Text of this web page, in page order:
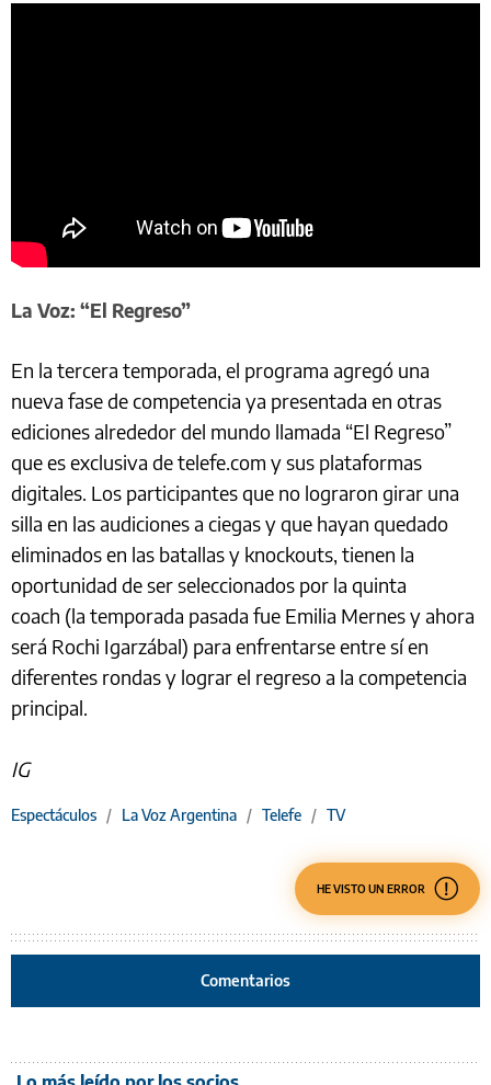
La Voz: “El Regreso”
En la tercera temporada, el programa agregó una
nueva fase de competencia ya presentada en otras
ediciones alrededor del mundo llamada “El Regreso”
que es exclusiva de telefe.com y sus plataformas
digitales. Los participantes que no lograron girar una
silla en las audiciones a ciegas y que hayan quedado
eliminados en las batallas y knockouts, tienen la
oportunidad de ser seleccionados por la quinta
coach (la temporada pasada fue Emilia Mernes y ahora
será Rochi Igarzábal) para enfrentarse entre sí en
diferentes rondas y lograr el regreso a la competencia
principal.
IG
Espectáculos / La Voz Argentina / Telefe / TV
HE VISTO UN ERROR
Comentarios